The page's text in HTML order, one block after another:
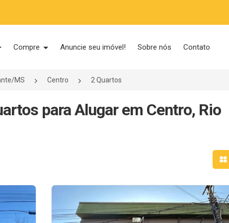
Compre Anuncie seu imóvel! Sobre nós Contato
MS Centro 2 Quartos
para Alugar em Centro, Rio